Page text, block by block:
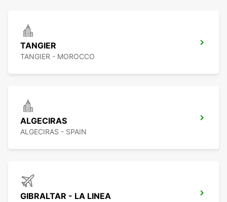
TANGIER
TANGIER - MOROCCO
ALGECIRAS
ALGECIRAS - SPAIN
GIBRALTAR - LA LINEA